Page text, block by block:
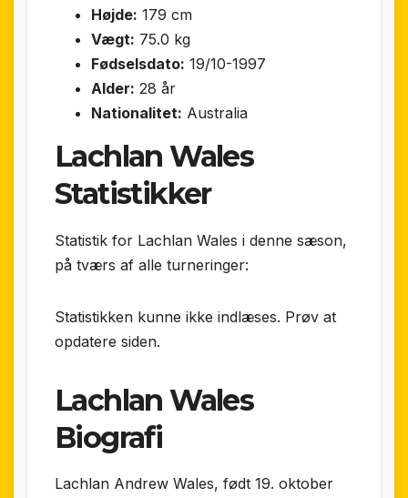
Højde: 179 cm
Vægt: 75.0 kg
Fødselsdato: 19/10-1997
Alder: 28 år
Nationalitet: Australia
Lachlan Wales
Statistikker
Statistik for Lachlan Wales i denne sæson,
på tværs af alle turneringer:
Statistikken kunne ikke indlæses. Prøv at
opdatere siden.
Lachlan Wales
Biografi
Lachlan Andrew Wales, født 19. oktober